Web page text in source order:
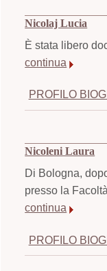
Nicolaj Lucia
È stata libero
continua
PROFILO
Nicoleni Laura
Di Bologna,
presso la
continua
PROFILO